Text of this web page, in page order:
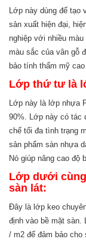
Lớp này dùng để tạo
sản xuất hiện đại,
nghiệp với nhiều
màu sắc của vân gỗ
bảo tính thẩm mỹ
Lớp thứ tư là
Lớp này là lớp nhựa
90%. Lớp này có tác
chế tối đa tình trạng
sản phẩm sàn nhựa
Nó giúp nâng cao độ
Lớp dưới
sàn lát:
Đây là lớp keo
định vào bề mặt
/ m2 để đảm bảo